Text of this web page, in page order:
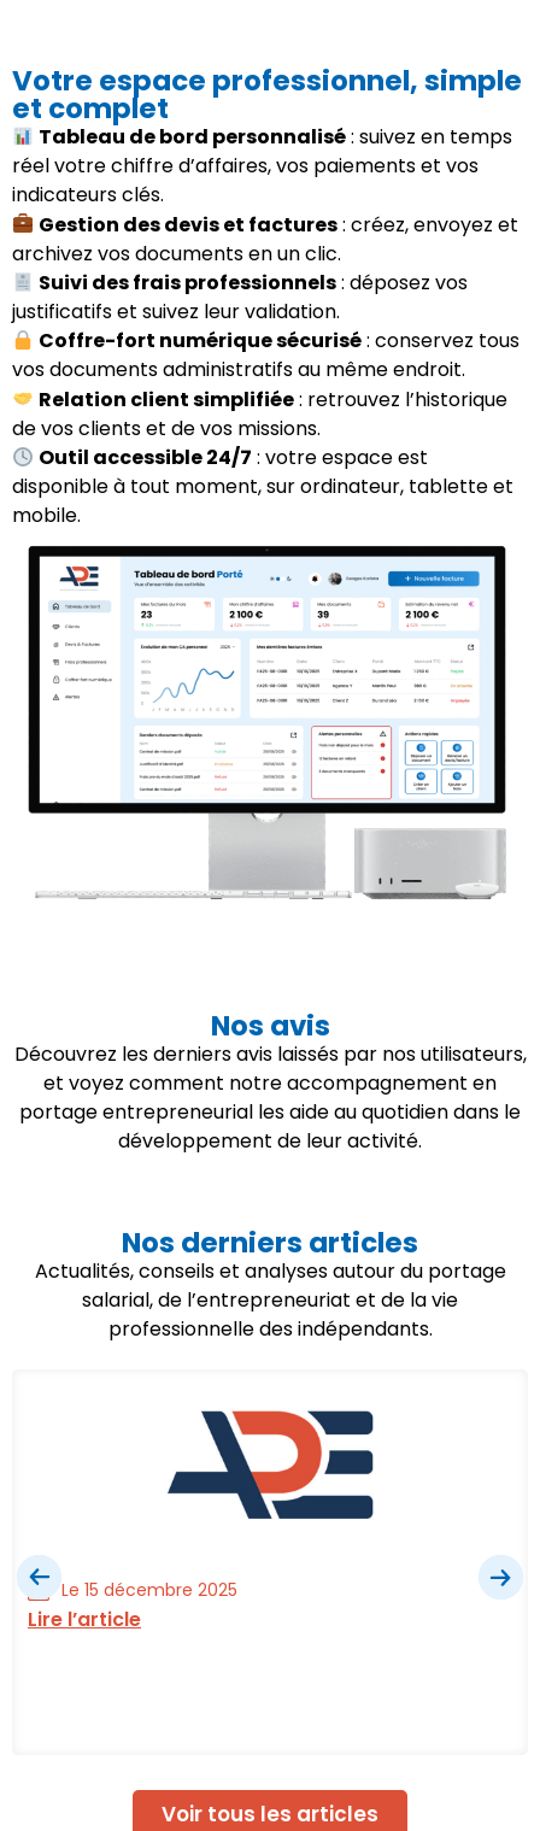
Votre espace professionnel, simple
et complet
Tableau de bord personnalisé: suivez en temps
réel votre chiffre d’affaires, vos paiements et vos
indicateurs clés.
Gestion des devis et factures: créez, envoyez et
archivez vos documents en un clic.
Suivi des frais professionnels: déposez vos
justificatifs et suivez leur validation.
Coffre-fort numérique sécurisé: conservez tous
vos documents administratifs au même endroit.
Relation client simplifiée: retrouvez l’historique
de vos clients et de vos missions.
Outil accessible 24/7 : votre espace est
disponible à tout moment, sur ordinateur, tablette et
mobile.
Nos avis
Découvrez les derniers avis laissés par nos utilisateurs,
et voyez comment notre accompagnement en
portage entrepreneurial les aide au quotidien dans le
développement de leur activité.
Nos derniers articles
Actualités, conseils et analyses autour du portage
salarial, de l’entrepreneuriat et de la vie
professionnelle des indépendants.
Le 15 décembre 2025
Lire l’article
Voir tous les articles